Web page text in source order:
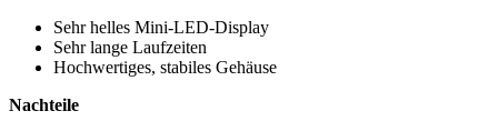
Sehr helles Mini-LED-Display
Sehr lange Laufzeiten
Hochwertiges, stabiles Gehäuse
Nachteile